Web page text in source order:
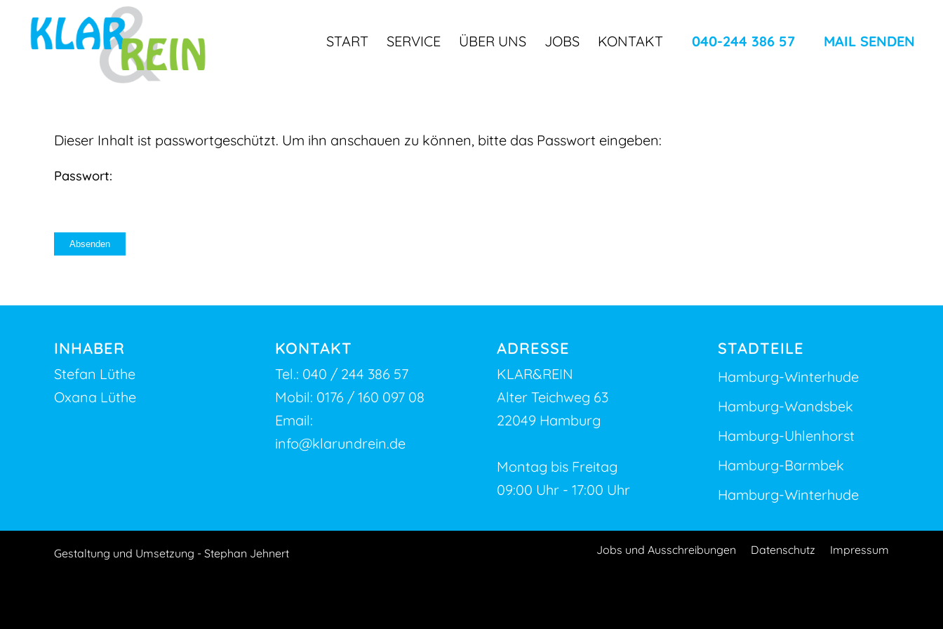
START SERVICE ÜBER UNS JOBS KONTAKT 040-244 386 57 MAIL SENDEN
Dieser Inhalt ist passwortgeschützt. Um ihn anschauen zu können, bitte das Passwort eingeben:
Passwort:
INHABER
Stefan Lüthe
Oxana Lüthe
KONTAKT
Tel.: 040 / 244 386 57
Mobil: 0176 / 160 097 08
Email:
info@klarundrein.de
ADRESSE
KLAR&REIN
Alter Teichweg 63
22049 Hamburg
Montag bis Freitag
09:00 Uhr - 17:00 Uhr
STADTEILE
Hamburg-Winterhude
Hamburg-Wandsbek
Hamburg-Uhlenhorst
Hamburg-Barmbek
Hamburg-Winterhude
Gestaltung und Umsetzung - Stephan Jehnert Jobs und Ausschreibungen Datenschutz Impressum